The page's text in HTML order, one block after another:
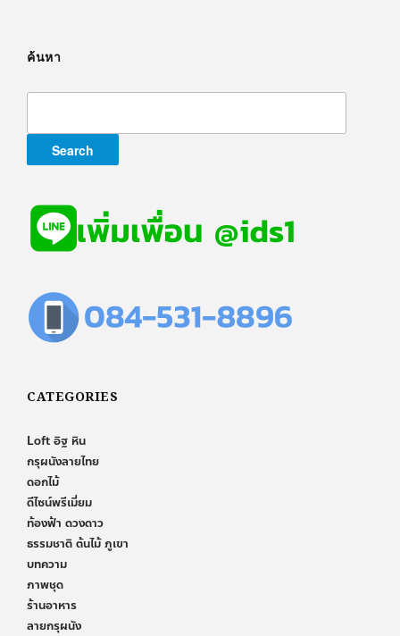
ค้นหา
CATEGORIES
Loft อิฐ หิน
กรุผนังลายไทย
ดอกไม้
ดีไซน์พรีเมี่ยม
ท้องฟ้า ดวงดาว
ธรรมชาติ ต้นไม้ ภูเขา
บทความ
ภาพชุด
ร้านอาหาร
ลายกรุผนัง